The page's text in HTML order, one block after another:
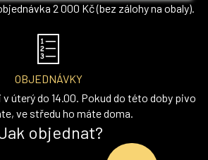
2 000 Kč (bez zálohy na obaly).
OBJEDNÁVKY
úterý do 14.00. Pokud do této doby pivo
ve středu ho máte doma.
objednat?